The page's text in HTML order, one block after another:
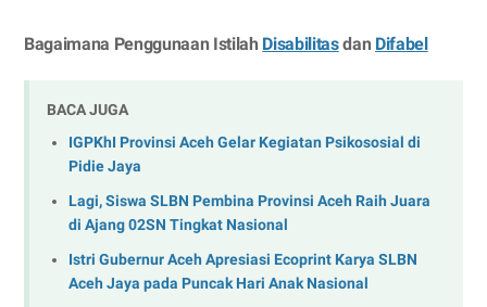
Bagaimana Penggunaan Istilah Disabilitasdan Difabel
BACA JUGA
IGPKhI Provinsi Aceh Gelar Kegiatan Psikososial di
Pidie Jaya
Lagi, Siswa SLBN Pembina Provinsi Aceh Raih Juara
di Ajang 02SN Tingkat Nasional
Istri Gubernur Aceh Apresiasi Ecoprint Karya SLBN
Aceh Jaya pada Puncak Hari Anak Nasional